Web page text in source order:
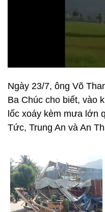
Ngày 23/7, ông Võ
Ba Chúc cho biết, vào
lốc xoáy kèm mưa lớn
Tức, Trung An và An